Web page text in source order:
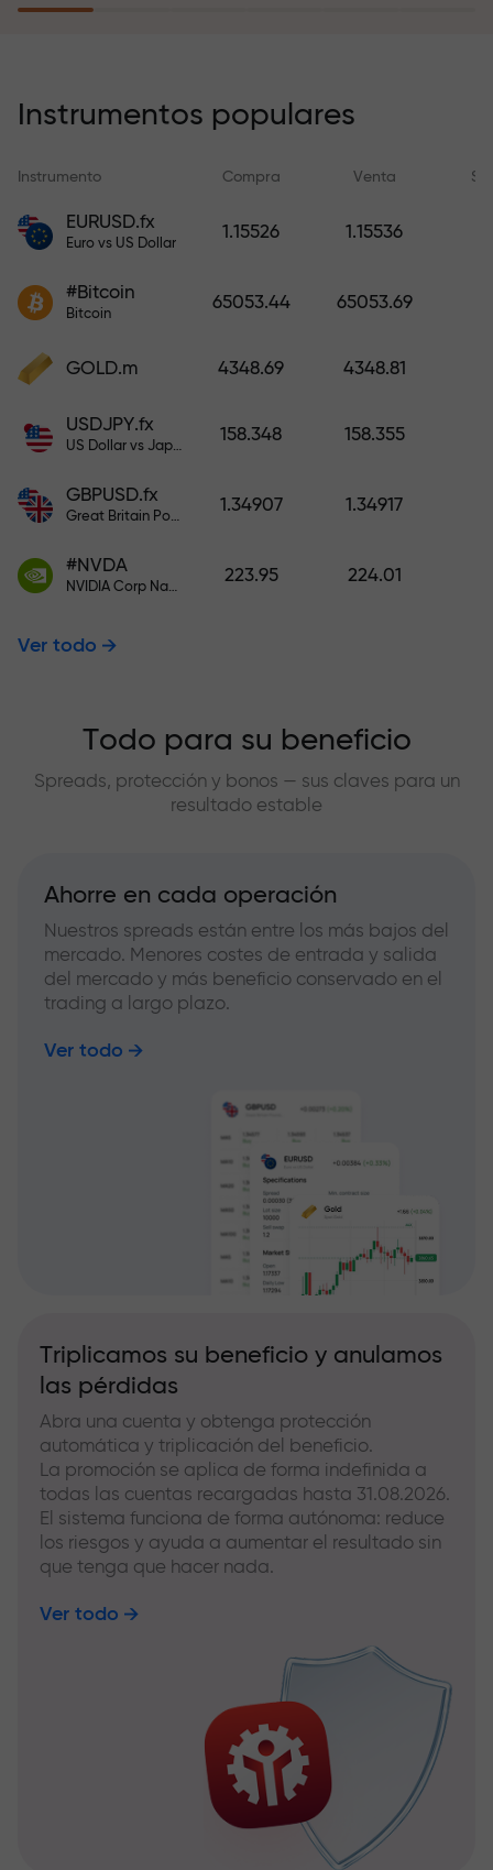
recargar su cuenta.
compensa sus pérdidas y
garantiza triplicar el beneficio
tranquilidad: su capital está
bono mil veces mayor que su
depósito, mayor será el
Instrumentos populares
Instrumento Compra Venta
EURUSD.fx
Euro vs US Dollar
1.15526 1.15536
#Bitcoin
Bitcoin
65053.44 65053.69
GOLD.m 4348.69 4348.81
USDJPY.fx
US Dollar vs Japanese Yen
158.348 158.355
GBPUSD.fx
Great Britain Pound vs US Dollar
1.34907 1.34917
#NVDA
NVIDIA Corp Nasdaq Stock Exchange (Nasdaq) USD
223.95 224.01
Ver todo
Todo para su beneficio
Spreads, protección y bonos — sus claves para un
resultado estable
Ahorre en cada operación
Nuestros spreads están entre los más bajos del
mercado. Menores costes de entrada y salida
del mercado y más beneficio conservado en el
trading a largo plazo.
Ver todo
Triplicamos su beneficio y anulamos
las pérdidas
Abra una cuenta y obtenga protección
automática y triplicación del beneficio.
La promoción se aplica de forma indefinida a
todas las cuentas recargadas hasta 31.08.2026.
El sistema funciona de forma autónoma: reduce
los riesgos y ayuda a aumentar el resultado sin
que tenga que hacer nada.
Ver todo